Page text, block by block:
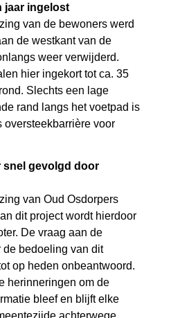
jaar ingelost
van de bewoners werd
de westkant van de
weer verwijderd.
hier ingekort tot ca. 35
Slechts een lage
rand langs het voetpad is
oversteekbarrière voor
snel gevolgd door
van Oud Osdorpers
dit project wordt hierdoor
De vraag aan de
de bedoeling van dit
op heden onbeantwoord.
herinneringen om de
bleef en blijft elke
achterwege.